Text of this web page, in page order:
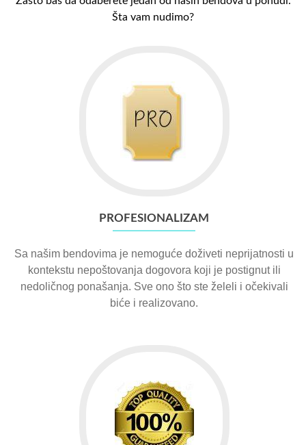
Šta vam nudimo?
PROFESIONALIZAM
Sa našim bendovima je nemoguće doživeti neprijatnosti u
kontekstu nepoštovanja dogovora koji je postignut ili
nedoličnog ponašanja. Sve ono što ste želeli i očekivali
biće i realizovano.